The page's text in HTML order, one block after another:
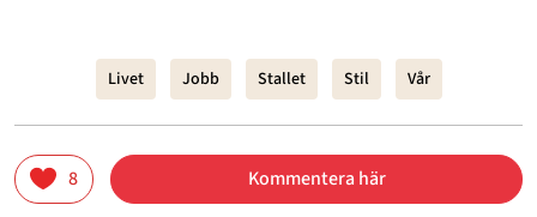
Livet Jobb Stallet Stil Vår
8 Kommentera här